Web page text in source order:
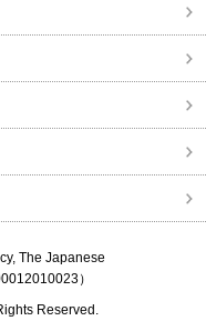
The Japanese
）
Reserved.